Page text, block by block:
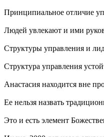
Принципиальное отличие
Людей увлекают и ими
Структуры управления и
Структура управления
Анастасия находится вне
Ее нельзя назвать
Это и есть элемент